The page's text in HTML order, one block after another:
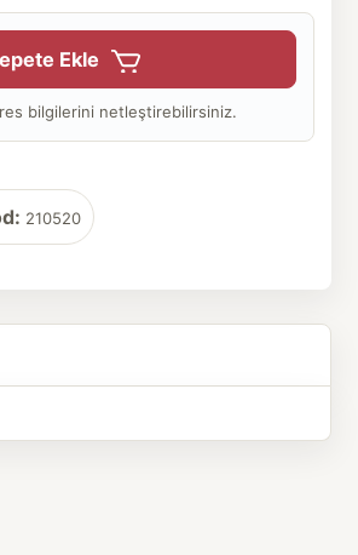
Ekle
bilgilerini netleştirebilirsiniz.
210520